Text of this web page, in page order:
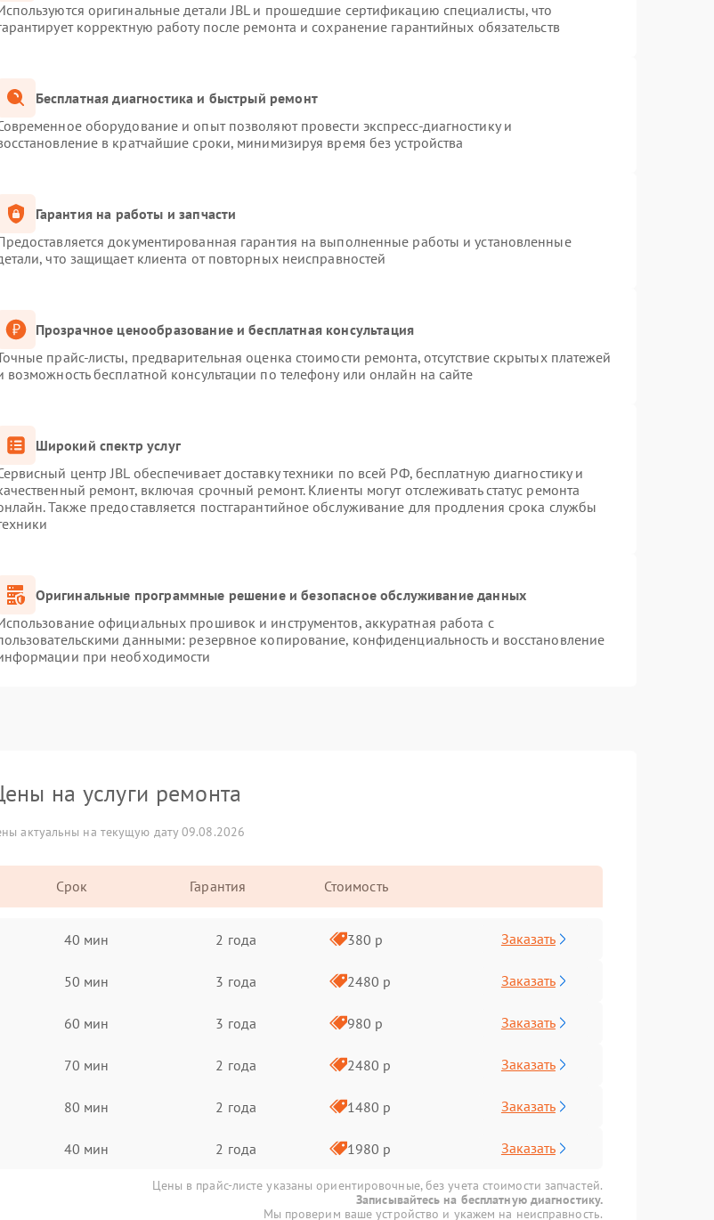
оригинальные детали JBL и прошедшие сертификацию специалисты, что
корректную работу после ремонта и сохранение гарантийных обязательств
Бесплатная диагностика и быстрый ремонт
оборудование и опыт позволяют провести экспресс-диагностику и
в кратчайшие сроки, минимизируя время без устройства
Гарантия на работы и запчасти
документированная гарантия на выполненные работы и установленные
что защищает клиента от повторных неисправностей
Прозрачное ценообразование и бесплатная консультация
прайс-листы, предварительная оценка стоимости ремонта, отсутствие скрытых платежей
возможность бесплатной консультации по телефону или онлайн на сайте
Широкий спектр услуг
центр JBL обеспечивает доставку техники по всей РФ, бесплатную диагностику и
ремонт, включая срочный ремонт. Клиенты могут отслеживать статус ремонта
Также предоставляется постгарантийное обслуживание для продления срока службы
Оригинальные программные решение и безопасное обслуживание данных
официальных прошивок и инструментов, аккуратная работа с
данными: резервное копирование, конфиденциальность и восстановление
при необходимости
на услуги ремонта
актуальны на текущую дату 09.08.2026
Срок Гарантия Стоимость
40 мин 2 года 380 р Заказать
50 мин 3 года 2480 р Заказать
60 мин 3 года 980 р Заказать
70 мин 2 года 2480 р Заказать
80 мин 2 года 1480 р Заказать
40 мин 2 года 1980 р Заказать
Цены в прайс-листе указаны ориентировочные, без учета стоимости запчастей.
Записывайтесь на бесплатную диагностику.
Мы проверим ваше устройство и укажем на неисправность.